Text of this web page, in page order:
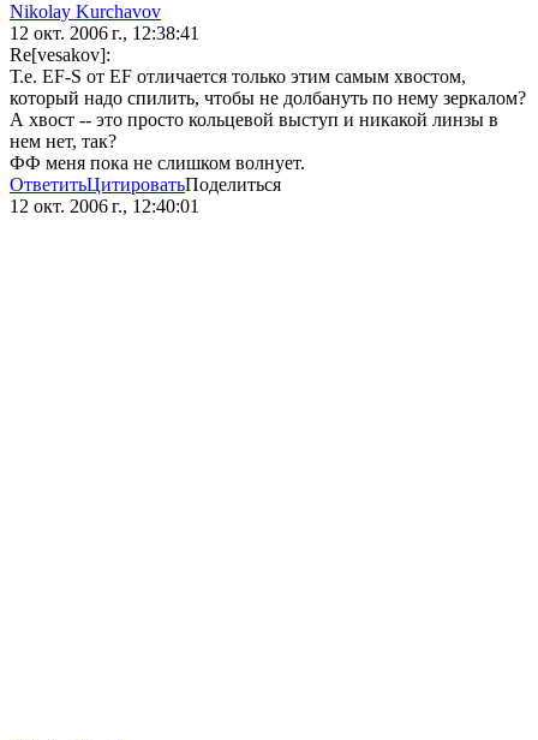
Nikolay Kurchavov
12 окт. 2006 г., 12:38:41
Re[vesakov]:
Т.е. EF-S от EF отличается только этим самым хвостом,
который надо спилить, чтобы не долбануть по нему зеркалом?
А хвост -- это просто кольцевой выступ и никакой линзы в
нем нет, так?
ФФ меня пока не слишком волнует.
ОтветитьЦитироватьПоделиться
12 окт. 2006 г., 12:40:01